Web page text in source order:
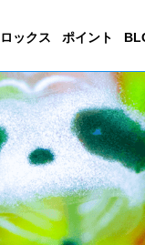
ックス ポイント